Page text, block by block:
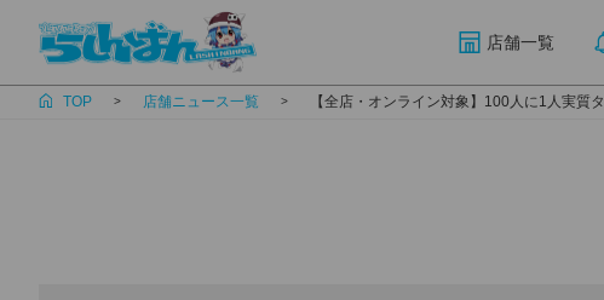
店舗一覧
TOP 店舗ニュース一覧 【全店・オンライン対象】100人に1人実質